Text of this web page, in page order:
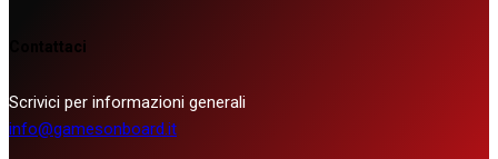
Contattaci
Scrivici per informazioni generali
info@gamesonboard.it